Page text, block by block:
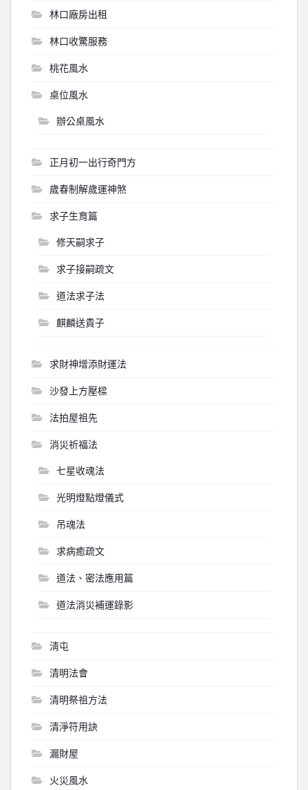
林口廠房出租
林口收驚服務
桃花風水
桌位風水
辦公桌風水
正月初一出行奇門方
歲春制解歲運神煞
求子生育篇
修天嗣求子
求子接嗣疏文
道法求子法
麒麟送貴子
求財神增添財運法
沙發上方壓樑
法拍屋祖先
消災祈福法
七星收魂法
光明燈點燈儀式
吊魂法
求病癒疏文
道法、密法應用篇
道法消災補運錄影
淸屯
清明法會
清明祭祖方法
清淨符用訣
漏財屋
火災風水